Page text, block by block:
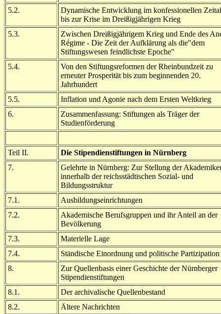
5.2.
Dynamische Entwicklung im konfessionellen
bis zur Krise im Dreißigjährigen Krieg
5.3.
Zwischen Dreißigjährigem Krieg und Ende des
Régime - Die Zeit der Aufklärung als die"dem
Stiftungswesen feindlichste Epoche"
5.4.
Von den Stiftungsreformen der Rheinbundzeit zu
erneuter Prosperität bis zum beginnenden 20.
Jahrhundert
5.5.
Inflation und Agonie nach dem Ersten Weltkrieg
6.
Zusammenfassung: Stiftungen als Träger der
Studienförderung
Teil II.
Die Stipendienstiftungen in Nürnberg
7.
Gelehrte in Nürnberg: Zur Stellung der
innerhalb der reichsstädtischen Sozial- und
Bildungsstruktur
7.1.
Ausbildungseinrichtungen
7.2.
Akademische Berufsgruppen und ihr Anteil an der
Bevölkerung
7.3.
Materielle Lage
7.4.
Ständische Einordnung und politische Partizipation
8.
Zur Quellenbasis einer Geschichte der Nürnberger
Stipendienstiftungen
8.1.
Der archivalische Quellenbestand
8.2.
Ältere Nachrichten